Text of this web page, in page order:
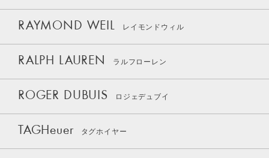
RAYMOND WEIL レイモンドウィル
RALPH LAUREN ラルフローレン
ROGER DUBUIS ロジェデュブイ
TAGHeuer タグホイヤー